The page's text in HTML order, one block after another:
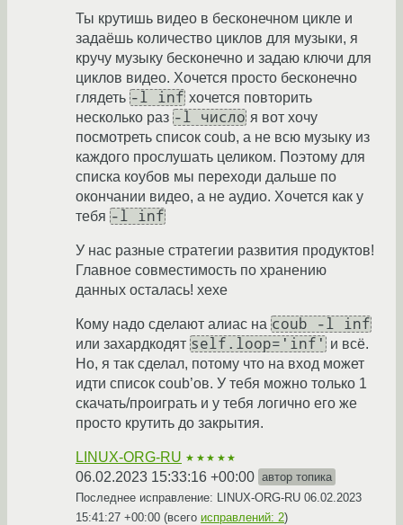
Ты крутишь видео в бесконечном цикле и
задаёшь количество циклов для музыки, я
кручу музыку бесконечно и задаю ключи для
циклов видео. Хочется просто бесконечно
глядеть -l inf хочется повторить
несколько раз -l число я вот хочу
посмотреть список coub, а не всю музыку из
каждого прослушать целиком. Поэтому для
списка коубов мы переходи дальше по
окончании видео, а не аудио. Хочется как у
тебя -l inf
У нас разные стратегии развития продуктов!
Главное совместимость по хранению
данных осталась! хехе
Кому надо сделают алиас на coub -l inf
или захардкодят self.loop='inf' и всё.
Но, я так сделал, потому что на вход может
идти список coub’ов. У тебя можно только 1
скачать/проиграть и у тебя логично его же
просто крутить до закрытия.
LINUX-ORG-RU ★★★★★
06.02.2023 15:33:16 +00:00 автор топика
Последнее исправление: LINUX-ORG-RU 06.02.2023
15:41:27 +00:00 (всего исправлений: 2)